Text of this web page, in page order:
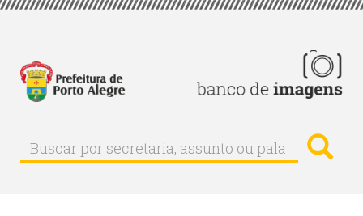
Pular
principal
Buscar
Buscar
por